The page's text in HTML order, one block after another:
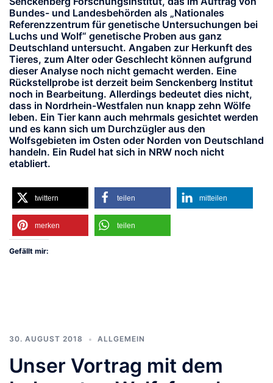
Bundes- und Landesbehörden als „Nationales
Referenzzentrum für genetische Untersuchungen bei
Luchs und Wolf“ genetische Proben aus ganz
Deutschland untersucht. Angaben zur Herkunft des
Tieres, zum Alter oder Geschlecht können aufgrund
dieser Analyse noch nicht gemacht werden. Eine
Rückstellprobe ist derzeit beim Senckenberg Institut
noch in Bearbeitung. Allerdings bedeutet dies nicht,
dass in Nordrhein-Westfalen nun knapp zehn Wölfe
leben. Ein Tier kann auch mehrmals gesichtet werden
und es kann sich um Durchzügler aus den
Wolfsgebieten im Osten oder Norden von Deutschland
handeln. Ein Rudel hat sich in NRW noch nicht
etabliert.
twittern teilen mitteilen
merken teilen
Gefällt mir:
30. AUGUST 2018 ALLGEMEIN
Unser Vortrag mit dem